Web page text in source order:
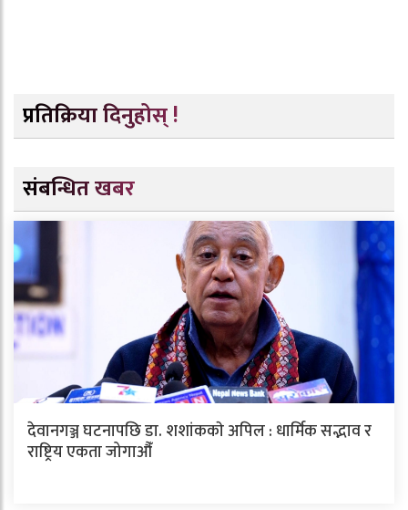
प्रतिक्रिया दिनुहोस् !
संबन्धित खबर
देवानगञ्ज घटनापछि डा. शशांककाे अपिल : धार्मिक सद्भाव र
राष्ट्रिय एकता जोगाऔँ